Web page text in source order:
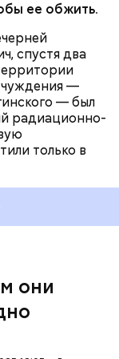
ее обжить.
спустя два
—
— был
радиационно-
только в
они
особую
лидеров об
какие
по ядерной
м причиной
как